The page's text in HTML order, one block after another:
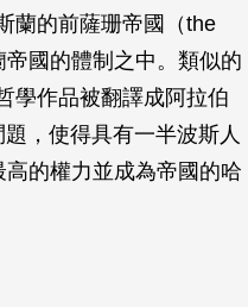
蘭的前薩珊帝國（the
國的體制之中。類似的
學作品被翻譯成阿拉伯
，使得具有一半波斯人
的權力並成為帝國的哈